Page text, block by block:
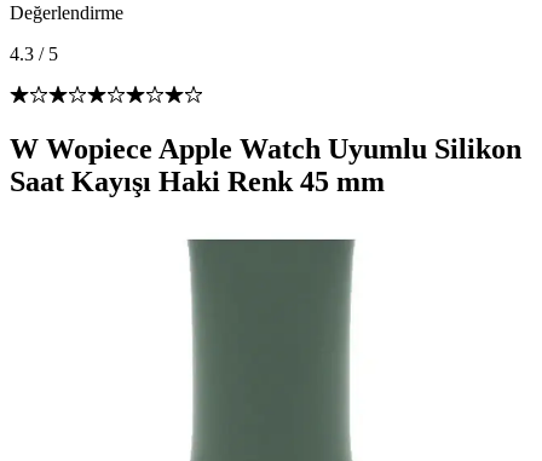
Değerlendirme
4.3 / 5
W Wopiece Apple Watch Uyumlu Silikon
Saat Kayışı Haki Renk 45 mm